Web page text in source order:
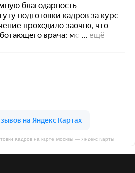
Кадров на карте Москвы — Яндекс Карты